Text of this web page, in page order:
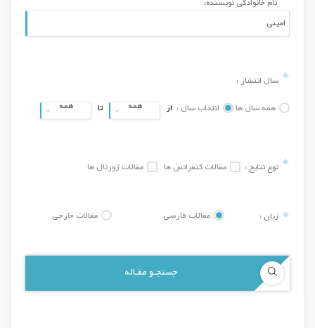
نام خانوادگی نویسنده:
سال انتشار :
همه سال ها انتخاب سال : از همه تا همه
نوع نتایج : مقالات کنفرانس ها مقالات ژورنال ها
زبان : مقالات فارسی مقالات خارجی